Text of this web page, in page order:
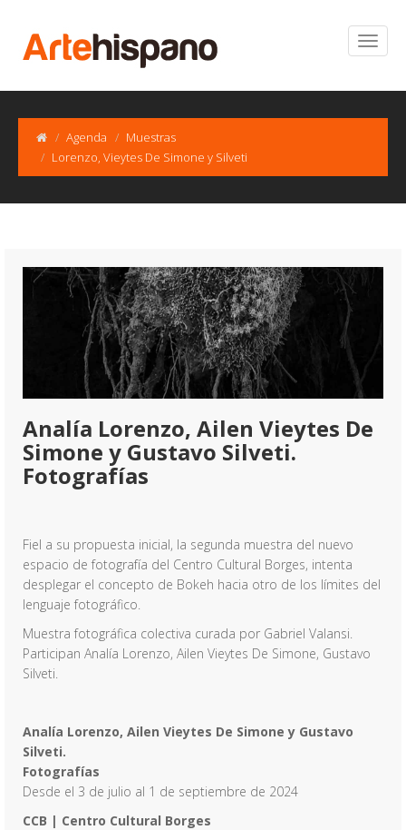
Agenda
Muestras
Lorenzo, Vieytes De Simone y Silveti
Analía Lorenzo, Ailen Vieytes De
Simone y Gustavo Silveti.
Fotografías
Fiel a su propuesta inicial, la segunda muestra del nuevo
espacio de fotografía del Centro Cultural Borges, intenta
desplegar el concepto de Bokeh hacia otro de los límites del
lenguaje fotográfico.
Muestra fotográfica colectiva curada por Gabriel Valansi.
Participan Analía Lorenzo, Ailen Vieytes De Simone, Gustavo
Silveti.
Analía Lorenzo, Ailen Vieytes De Simone y Gustavo
Silveti.
Fotografías
Desde el 3 de julio al 1 de septiembre de 2024
CCB | Centro Cultural Borges